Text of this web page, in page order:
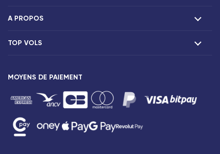
F.A.Q et contacts
Destinations
A PROPOS
Présentation
Espace presse
Conditions tarifaires
Droits des passagers
Conditions générales de vente
TOP VOLS
Vols Paris Saint-Denis
Vols Paris Dzaoudzi
MOYENS DE PAIEMENT